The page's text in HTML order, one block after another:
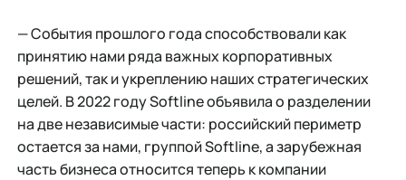
— События прошлого года способствовали как
принятию нами ряда важных корпоративных
решений, так и укреплению наших стратегических
целей. В 2022 году Softline объявила о разделении
на две независимые части: российский периметр
остается за нами, группой Softline, а зарубежная
часть бизнеса относится теперь к компании